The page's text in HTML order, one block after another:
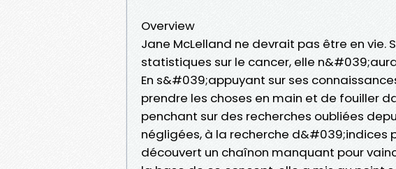
Overview
Jane McLelland ne devrait pas être en vie.
statistiques sur le cancer, elle
En s&#039;appuyant sur ses
prendre les choses en main et de fouiller
penchant sur des recherches oubliées
négligées, à la recherche d&#039;indices
découvert un chaînon manquant pour